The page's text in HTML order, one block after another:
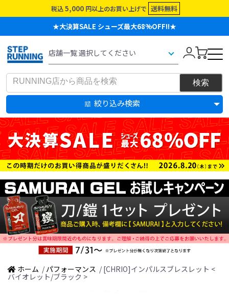
税込 5,000 円以上のお買い上げで 送料無料
★大決算SALE シューズ最大68%OFF!!★
絞り込み検索
ホーム / パフォーマンス / [CHRIO]インパルスブレスレット <
バイオレット/ブラック >